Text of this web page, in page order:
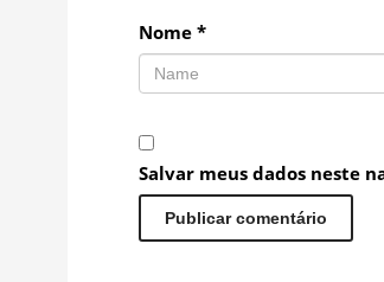
Nome *
Salvar meus dados neste